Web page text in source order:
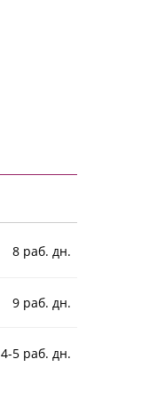
8 раб. дн.
9 раб. дн.
4-5 раб. дн.